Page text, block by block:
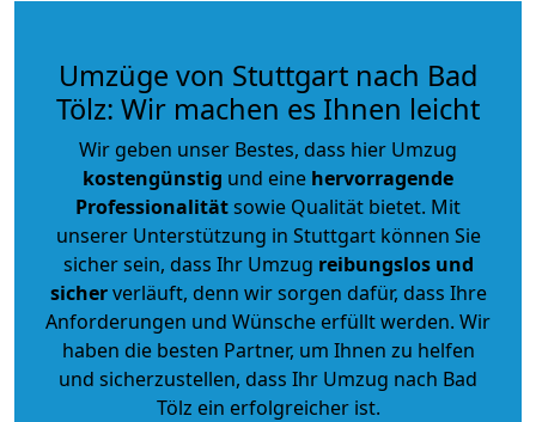
Umzüge von Stuttgart nach Bad
Tölz: Wir machen es Ihnen leicht
Wir geben unser Bestes, dass hier Umzug
kostengünstig und eine hervorragende
Professionalitätsowie Qualität bietet. Mit
unserer Unterstützung in Stuttgart können Sie
sicher sein, dass Ihr Umzug reibungslos und
sicherverläuft, denn wir sorgen dafür, dass Ihre
Anforderungen und Wünsche erfüllt werden. Wir
haben die besten Partner, um Ihnen zu helfen
und sicherzustellen, dass Ihr Umzug nach Bad
Tölz ein erfolgreicher ist.